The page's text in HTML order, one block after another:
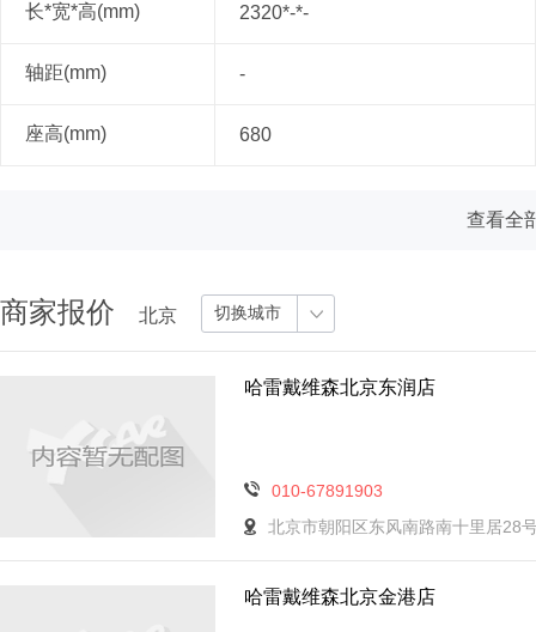
长*宽*高(mm) 2320*-*-
轴距(mm) -
座高(mm) 680
查看全
商家报价 北京 切换城市
哈雷戴维森北京东润店
010-67891903
北京市朝阳区东风南路南十里居28
哈雷戴维森北京金港店